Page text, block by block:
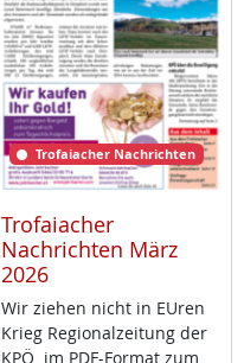
Trofaiacher Nachrichten
Trofaiacher
Nachrichten März
2026
Wir zie­hen nicht in EU­ren
Krieg Re­gio­nal­zei­tung der
KPÖ im PDF-For­mat zum